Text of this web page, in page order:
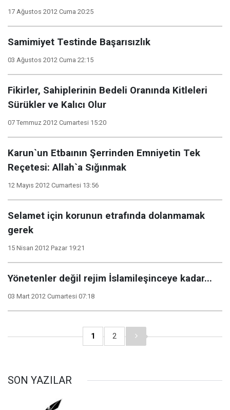
17 Ağustos 2012 Cuma 20:25
Samimiyet Testinde Başarısızlık
03 Ağustos 2012 Cuma 22:15
Fikirler, Sahiplerinin Bedeli Oranında Kitleleri
Sürükler ve Kalıcı Olur
07 Temmuz 2012 Cumartesi 15:20
Karun`un Etbaının Şerrinden Emniyetin Tek
Reçetesi: Allah`a Sığınmak
12 Mayıs 2012 Cumartesi 13:56
Selamet için korunun etrafında dolanmamak
gerek
15 Nisan 2012 Pazar 19:21
Yönetenler değil rejim İslamileşinceye kadar...
03 Mart 2012 Cumartesi 07:18
1 2
SON YAZILAR